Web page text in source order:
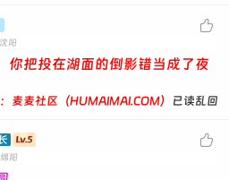

阳
你把投在湖面的倒影错当成了夜
麦社区（HUMAIMAI.COM） 已读乱回

阳